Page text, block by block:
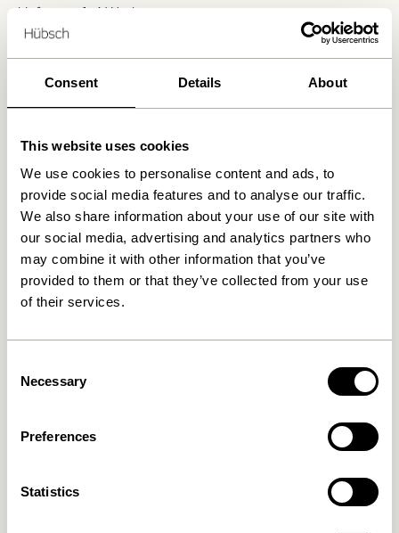
Consent Details About
This website uses cookies
We use cookies to personalise content and ads, to
provide social media features and to analyse our traffic.
We also share information about your use of our site with
our social media, advertising and analytics partners who
may combine it with other information that you’ve
provided to them or that they’ve collected from your use
of their services.
Selection
Necessary
Preferences
Statistics
Lieferung 1-4 Werktage
30 Tage Rückgaberecht
Kostenlose Lieferung über499 DKK*
Ähnliche Produkte
Crayon Servierwagen
Naturfarben